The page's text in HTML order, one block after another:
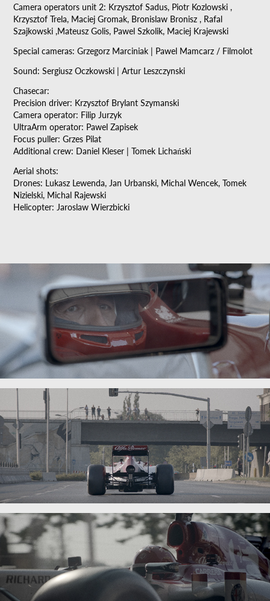
Camera operators unit 2: Krzysztof Sadus, Piotr Kozlowski ,
Krzysztof Trela, Maciej Gromak, Bronislaw Bronisz , Rafal
Szajkowski ,Mateusz Golis, Pawel Szkolik, Maciej Krajewski
Special cameras: Grzegorz Marciniak | Pawel Mamcarz / Filmolot
Sound: Sergiusz Oczkowski | Artur Leszczynski
Chasecar:
Precision driver: Krzysztof Brylant Szymanski
Camera operator: Filip Jurzyk
UltraArm operator: Pawel Zapisek
Focus puller: Grzes Pilat
Additional crew: Daniel Kleser | Tomek Lichański
Aerial shots:
Drones: Lukasz Lewenda, Jan Urbanski, Michal Wencek, Tomek
Nizielski, Michal Rajewski
Helicopter: Jaroslaw Wierzbicki